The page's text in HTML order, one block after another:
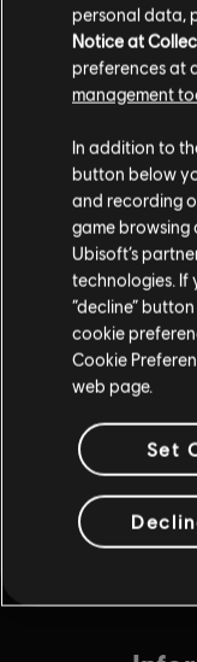
The
personal data,
Notice at
preferences at
management
In addition to
button below
and recording
game browsing
Ubisoft’s
technologies. If
“decline”
cookie
Cookie
web page.
Set